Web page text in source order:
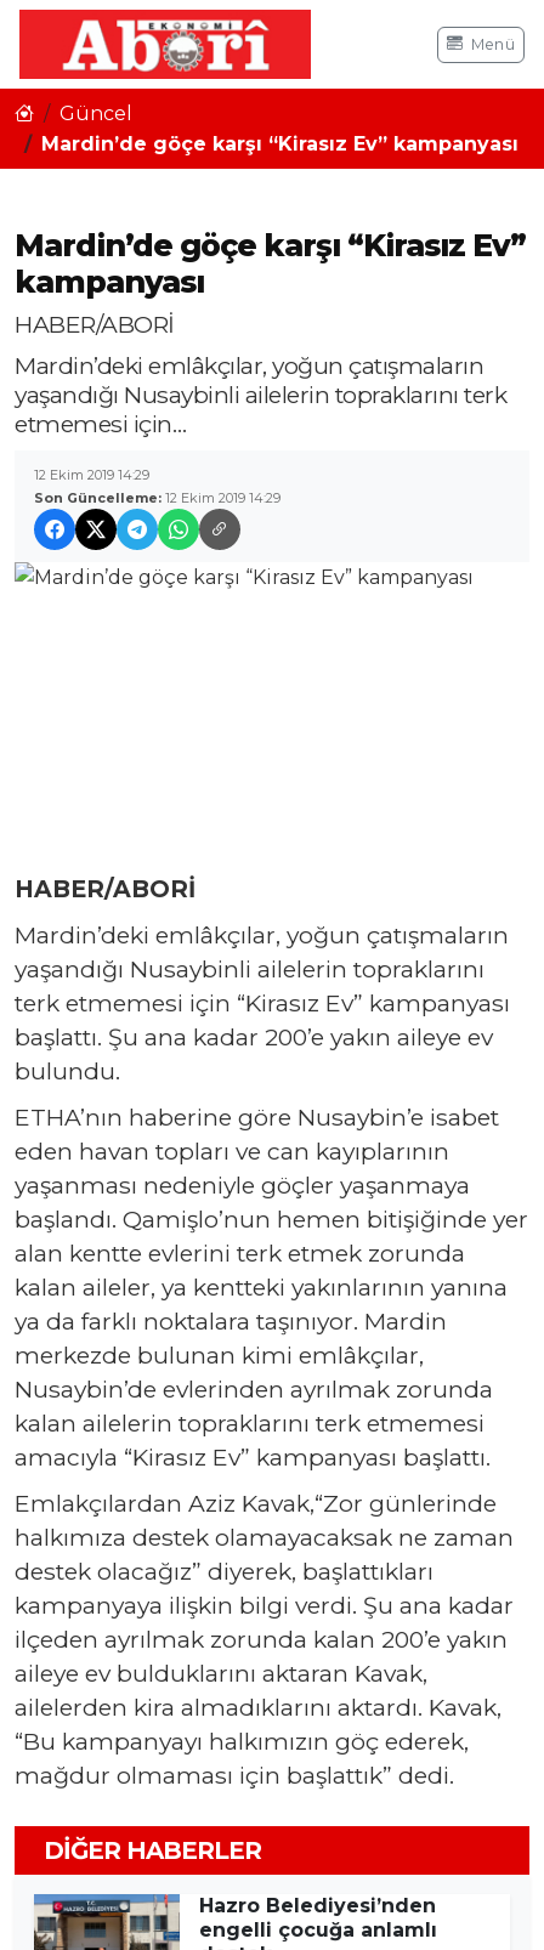
Menü
Güncel
Mardin’de göçe karşı “Kirasız Ev” kampanyası
Mardin’de göçe karşı “Kirasız Ev”
kampanyası
HABER/ABORİ
Mardin’deki emlâkçılar, yoğun çatışmaların
yaşandığı Nusaybinli ailelerin topraklarını terk
etmemesi için…
12 Ekim 2019 14:29
Son Güncelleme: 12 Ekim 2019 14:29
HABER/ABORİ
Mardin’deki emlâkçılar, yoğun çatışmaların
yaşandığı Nusaybinli ailelerin topraklarını
terk etmemesi için “Kirasız Ev” kampanyası
başlattı. Şu ana kadar 200’e yakın aileye ev
bulundu.
ETHA’nın haberine göre Nusaybin’e isabet
eden havan topları ve can kayıplarının
yaşanması nedeniyle göçler yaşanmaya
başlandı. Qamişlo’nun hemen bitişiğinde yer
alan kentte evlerini terk etmek zorunda
kalan aileler, ya kentteki yakınlarının yanına
ya da farklı noktalara taşınıyor. Mardin
merkezde bulunan kimi emlâkçılar,
Nusaybin’de evlerinden ayrılmak zorunda
kalan ailelerin topraklarını terk etmemesi
amacıyla “Kirasız Ev” kampanyası başlattı.
Emlakçılardan Aziz Kavak,“Zor günlerinde
halkımıza destek olamayacaksak ne zaman
destek olacağız” diyerek, başlattıkları
kampanyaya ilişkin bilgi verdi. Şu ana kadar
ilçeden ayrılmak zorunda kalan 200’e yakın
aileye ev bulduklarını aktaran Kavak,
ailelerden kira almadıklarını aktardı. Kavak,
“Bu kampanyayı halkımızın göç ederek,
mağdur olmaması için başlattık” dedi.
DIĞER HABERLER
Hazro Belediyesi’nden
engelli çocuğa anlamlı